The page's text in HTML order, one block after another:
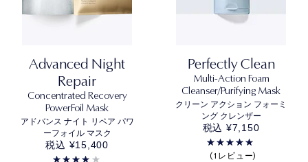
Advanced Night
Repair
Concentrated Recovery
PowerFoil Mask
アドバンス ナイト リペア パワ
ーフォイル マスク
税込 ¥15,400
Perfectly Clean
Multi-Action Foam
Cleanser/Purifying Mask
クリーン アクション フォーミ
ング クレンザー
税込 ¥7,150
1レビュー